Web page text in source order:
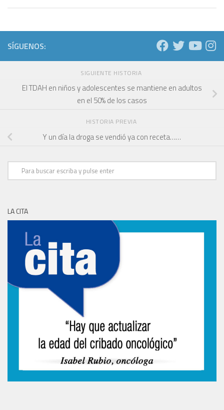
SÍGUENOS:
SIGUIENTE HISTORIA
El TDAH en niños y adolescentes se mantiene en adultos
en el 50% de los casos
HISTORIA PREVIA
Y un día la droga se vendió ya con receta……
LA CITA